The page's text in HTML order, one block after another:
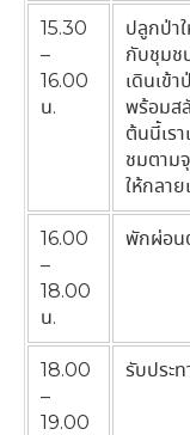
15.30
–
16.00
น.
ปลูกป่า
กับชุมช
เดินเข้
พร้อมส
ต้นนี้เร
ชมตาม
ให้กลา
16.00
–
18.00
น.
พักผ่อน
18.00
–
19.00
รับประ